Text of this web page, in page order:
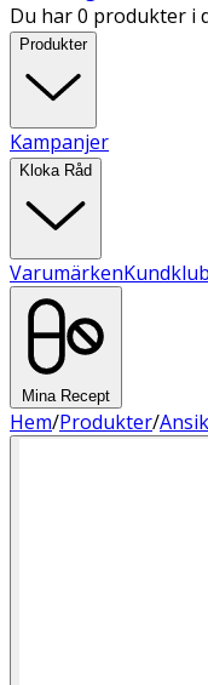
Du har 0 produkter i
Produkter
Kampanjer
Kloka Råd
Varumärken
Mina Recept
Hem/Produkter/